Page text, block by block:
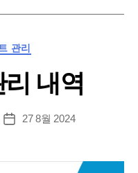
관리
내역
게
짜
27 8월 2024